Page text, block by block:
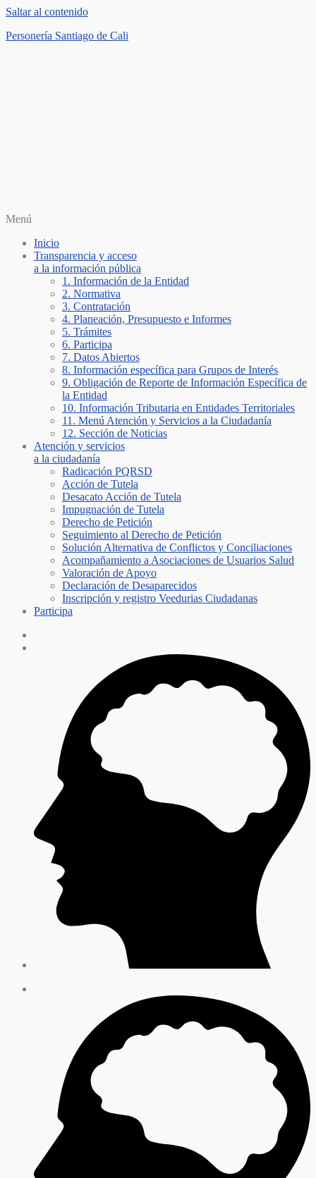
Saltar al contenido
Personería Santiago de Cali
Menú
Inicio
Transparencia y acceso
a la información pública
1. Información de la Entidad
2. Normativa
3. Contratación
4. Planeación, Presupuesto e Informes
5. Trámites
6. Participa
7. Datos Abiertos
8. Información específica para Grupos de Interés
9. Obligación de Reporte de Información Específica de
la Entidad
10. Información Tributaria en Entidades Territoriales
11. Menú Atención y Servicios a la Ciudadanía
12. Sección de Noticias
Atención y servicios
a la ciudadanía
Radicación PQRSD
Acción de Tutela
Desacato Acción de Tutela
Impugnación de Tutela
Derecho de Petición
Seguimiento al Derecho de Petición
Solución Alternativa de Conflictos y Conciliaciones
Acompañamiento a Asociaciones de Usuarios Salud
Valoración de Apoyo
Declaración de Desaparecidos
Inscripción y registro Veedurias Ciudadanas
Participa